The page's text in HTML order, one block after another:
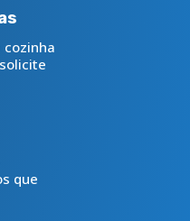
que